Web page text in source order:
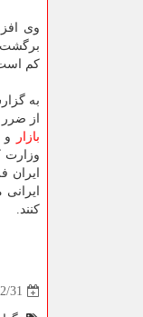
وی
برگشت
کم است
به
از
بازار
و
وزارت
ایران
کنند.
31